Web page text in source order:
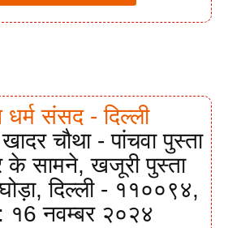
संसद - दिल्ली
चौथा - पांचवा पुस्ता
के सामने, खजूरी पुस्ता
दिल्ली - ११००९४,
१6 नवम्बर २०२४